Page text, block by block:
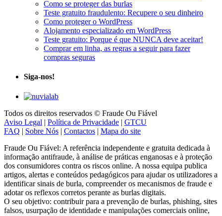
Como se proteger das burlas
Teste gratuito fraudulento: Recupere o seu dinheiro
Como proteger o WordPress
Alojamento especializado em WordPress
Teste gratuito: Porque é que NUNCA deve aceitar!
Comprar em linha, as regras a seguir para fazer
compras seguras
Siga-nos!
Todos os direitos reservados © Fraude Ou Fiável
Aviso Legal | Política de Privacidade | GTCU
FAQ | Sobre Nós | Contactos | Mapa do site
Fraude Ou Fiável: A referência independente e gratuita dedicada à
informação antifraude, à análise de práticas enganosas e à proteção
dos consumidores contra os riscos online. A nossa equipa publica
artigos, alertas e conteúdos pedagógicos para ajudar os utilizadores a
identificar sinais de burla, compreender os mecanismos de fraude e
adotar os reflexos corretos perante as burlas digitais.
O seu objetivo: contribuir para a prevenção de burlas, phishing, sites
falsos, usurpação de identidade e manipulações comerciais online,